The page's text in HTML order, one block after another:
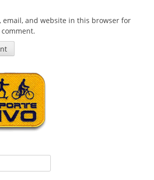
email, and website in this browser for